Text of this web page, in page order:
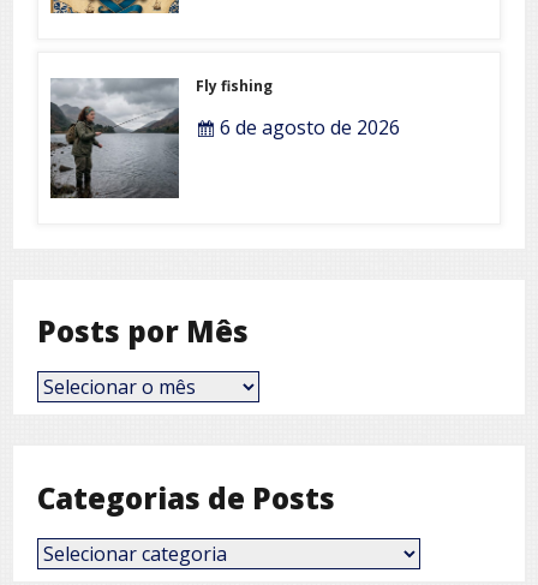
Fly fishing
6 de agosto de 2026
Posts por Mês
Posts
por
Categorias de Posts
Categorias
de